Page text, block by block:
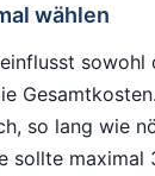
wählen
sowohl
so lang wie
sollte maximal